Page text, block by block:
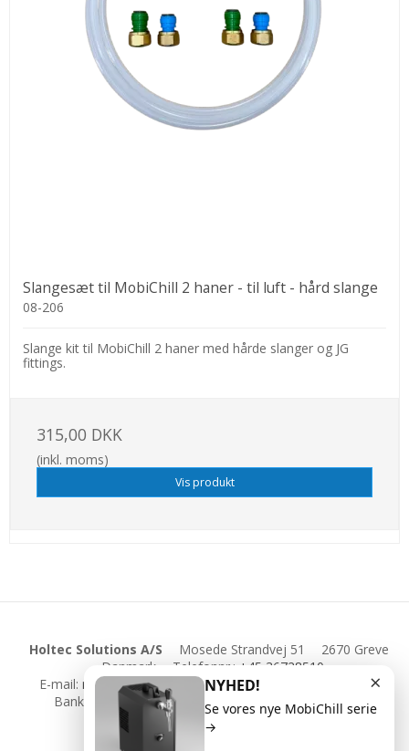
Slangesæt til MobiChill 2 haner - til luft - hård slange
08-206
Slange kit til MobiChill 2 haner med hårde slanger og JG
fittings.
315,00 DKK
(inkl. moms)
Vis produkt
Holtec Solutions A/S Mosede Strandvej 51
2670 Greve
Danmark
Telefonnr.: +45 36728510
E-mail: mail@holtecsolutions.dk CVR-nummer
18543907
Bankoplysninger:Nordea 2217-8983186786
Sitemap
Facebook
×
NYHED!
Se vores nye MobiChill serie
→